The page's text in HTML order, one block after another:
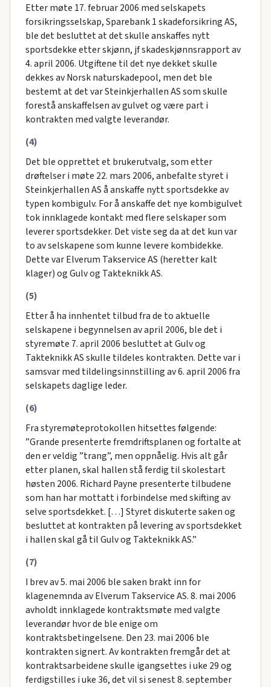
Etter møte 17. februar 2006 med selskapets
forsikringsselskap, Sparebank 1 skadeforsikring AS,
ble det besluttet at det skulle anskaffes nytt
sportsdekke etter skjønn, jf skadeskjønnsrapport av
4. april 2006. Utgiftene til det nye dekket skulle
dekkes av Norsk naturskadepool, men det ble
bestemt at det var Steinkjerhallen AS som skulle
forestå anskaffelsen av gulvet og være part i
kontrakten med valgte leverandør.
(4)
Det ble opprettet et brukerutvalg, som etter
drøftelser i møte 22. mars 2006, anbefalte styret i
Steinkjerhallen AS å anskaffe nytt sportsdekke av
typen kombigulv. For å anskaffe det nye kombigulvet
tok innklagede kontakt med flere selskaper som
leverer sportsdekker. Det viste seg da at det kun var
to av selskapene som kunne levere kombidekke.
Dette var Elverum Takservice AS (heretter kalt
klager) og Gulv og Takteknikk AS.
(5)
Etter å ha innhentet tilbud fra de to aktuelle
selskapene i begynnelsen av april 2006, ble det i
styremøte 7. april 2006 besluttet at Gulv og
Takteknikk AS skulle tildeles kontrakten. Dette var i
samsvar med tildelingsinnstilling av 6. april 2006 fra
selskapets daglige leder.
(6)
Fra styremøteprotokollen hitsettes følgende:
”Grande presenterte fremdriftsplanen og fortalte at
den er veldig ”trang”, men oppnåelig. Hvis alt går
etter planen, skal hallen stå ferdig til skolestart
høsten 2006. Richard Payne presenterte tilbudene
som han har mottatt i forbindelse med skifting av
selve sportsdekket. […] Styret diskuterte saken og
besluttet at kontrakten på levering av sportsdekket
i hallen skal gå til Gulv og Takteknikk AS.”
(7)
I brev av 5. mai 2006 ble saken brakt inn for
klagenemnda av Elverum Takservice AS. 8. mai 2006
avholdt innklagede kontraktsmøte med valgte
leverandør hvor de ble enige om
kontraktsbetingelsene. Den 23. mai 2006 ble
kontrakten signert. Av kontrakten fremgår det at
kontraktsarbeidene skulle igangsettes i uke 29 og
ferdigstilles i uke 36, det vil si senest 8. september